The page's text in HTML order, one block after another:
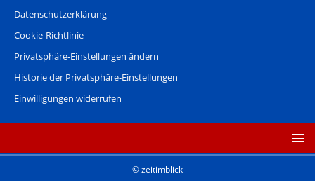
Datenschutzerklärung
Cookie-Richtlinie
Privatsphäre-Einstellungen ändern
Historie der Privatsphäre-Einstellungen
Einwilligungen widerrufen
© zeitimblick